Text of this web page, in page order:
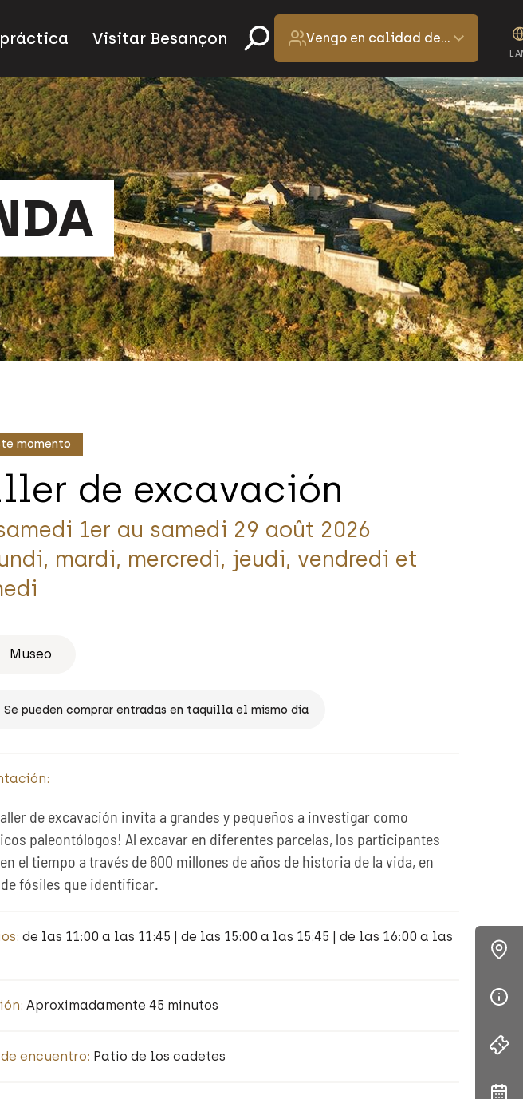
Visitar Besançon Vengo en calidad de…
momento
de excavación
1er au samedi 29 août 2026
mardi, mercredi, jeudi, vendredi et
Museo
Se pueden comprar entradas en taquilla el mismo día
de excavación invita a grandes y pequeños a investigar como
paleontólogos! Al excavar en diferentes parcelas, los participantes
el tiempo a través de 600 millones de años de historia de la vida, en
fósiles que identificar.
de las 11:00 a las 11:45 | de las 15:00 a las 15:45 | de las 16:00 a las
Aproximadamente 45 minutos
encuentro: Patio de los cadetes